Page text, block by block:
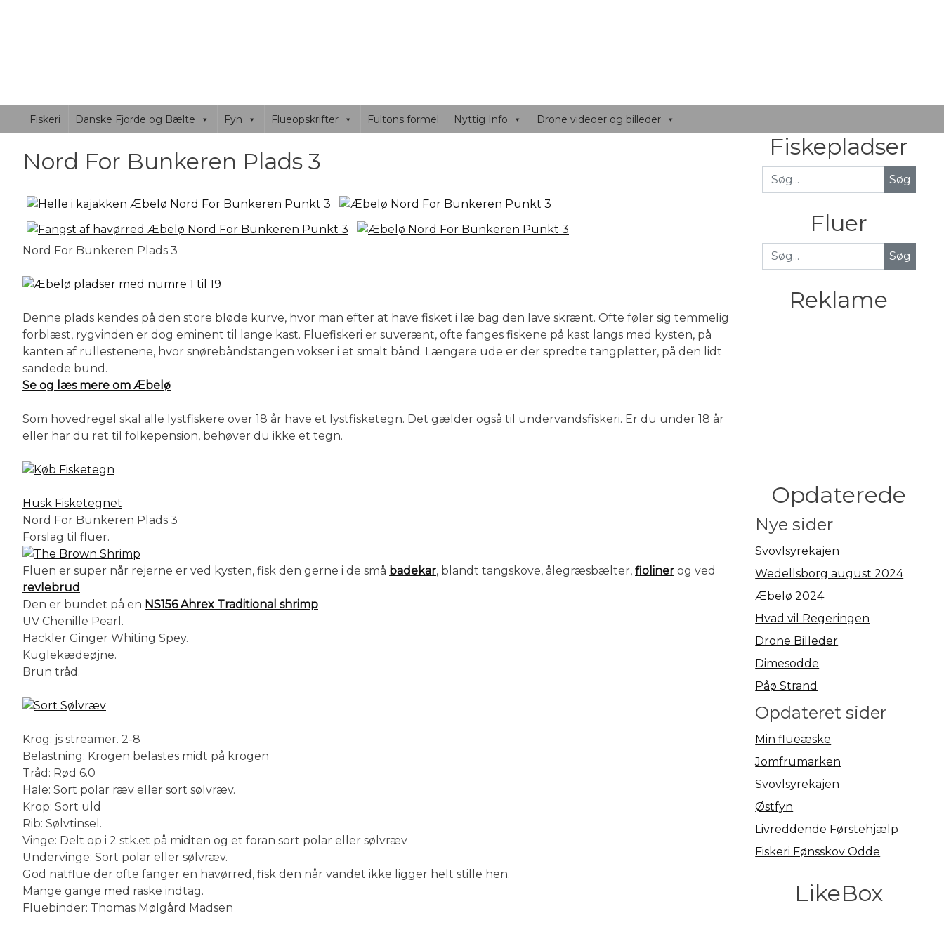
Fiskeri Danske Fjorde og Bælte Fyn Flueopskrifter Fultons formel Nyttig Info Drone videoer og billeder
Nord For Bunkeren Plads 3
Nord For Bunkeren Plads 3
Denne plads kendes på den store bløde kurve, hvor man efter at have fisket i læ bag den lave skrænt. Ofte føler sig temmelig
forblæst, rygvinden er dog eminent til lange kast. Fluefiskeri er suverænt, ofte fanges fiskene på kast langs med kysten, på
kanten af rullestenene, hvor snørebåndstangen vokser i et smalt bånd. Længere ude er der spredte tangpletter, på den lidt
sandede bund.
Se og læs mere om Æbelø
Som hovedregel skal alle lystfiskere over 18 år have et lystfisketegn. Det gælder også til undervandsfiskeri. Er du under 18 år
eller har du ret til folkepension, behøver du ikke et tegn.
Husk Fisketegnet
Nord For Bunkeren Plads 3
Forslag til fluer.
Fluen er super når rejerne er ved kysten, fisk den gerne i de små badekar, blandt tangskove, ålegræsbælter, fioliner og ved
revlebrud
Den er bundet på en NS156 Ahrex Traditional shrimp
UV Chenille Pearl.
Hackler Ginger Whiting Spey.
Kuglekædeøjne.
Brun tråd.
Krog: js streamer. 2-8
Belastning: Krogen belastes midt på krogen
Tråd: Rød 6.0
Hale: Sort polar ræv eller sort sølvræv.
Krop: Sort uld
Rib: Sølvtinsel.
Vinge: Delt op i 2 stk.et på midten og et foran sort polar eller sølvræv
Undervinge: Sort polar eller sølvræv.
God natflue der ofte fanger en havørred, fisk den når vandet ikke ligger helt stille hen.
Mange gange med raske indtag.
Fluebinder: Thomas Mølgård Madsen
Fiskepladser
Fluer
Søg
Reklame
Opdaterede
Nye sider
Svovlsyrekajen
Wedellsborg august 2024
Æbelø 2024
Hvad vil Regeringen
Drone Billeder
Dimesodde
Påø Strand
Opdateret sider
Min flueæske
Jomfrumarken
Svovlsyrekajen
Østfyn
Livreddende Førstehjælp
Fiskeri Fønsskov Odde
LikeBox